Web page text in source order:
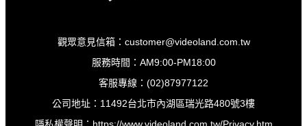
觀眾意見信箱：customer@videoland.com.tw
服務時間：AM9:00-PM18:00
客服專線：(02)87977122
公司地址：11492台北市內湖區瑞光路480號3樓